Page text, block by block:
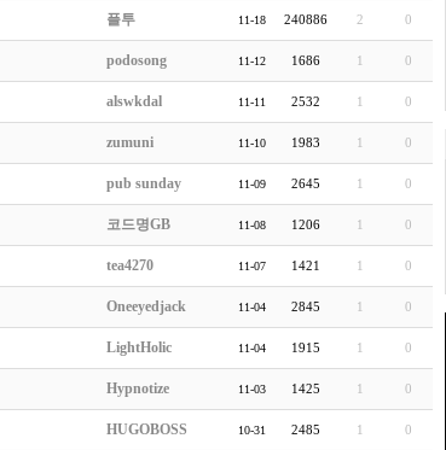
플투 11-18 240886 2 0
podosong 11-12 1686 1 0
alswkdal 11-11 2532 1 0
zumuni 11-10 1983 1 0
pub sunday 11-09 2645 1 0
코드명GB 11-08 1206 1 0
tea4270 11-07 1421 1 0
Oneeyedjack 11-04 2845 1 0
LightHolic 11-04 1915 1 0
Hypnotize 11-03 1425 1 0
HUGOBOSS 10-31 2485 1 0